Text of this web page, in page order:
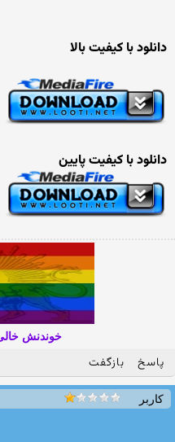
دانلود با کیفیت بالا
دانلود با کیفیت پایین
خوندنش
پاسخ بازگفت
کاربر